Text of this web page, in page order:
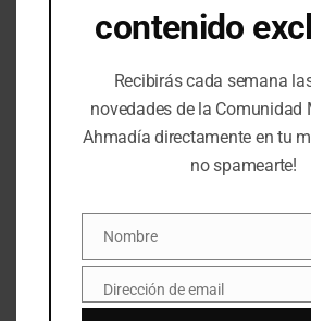
Sinceramente suyo,
Mirza Masrur Ahmad
Jalifatul Masih V
Jefe Supremo de la
Comunidad Ahmadía del Islam
Imagen: cortesía deDAVID
Creative Commons
Elizabeth II
contenido
Recibirás cada semana
novedades de la Comunidad
Ahmadía directamente en tu
no spamearte!
Nombre
Nombre
EmailDirección de email